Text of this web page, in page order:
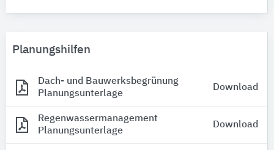
Planungshilfen
Dach- und Bauwerksbegrünung
Planungsunterlage
Download
Regenwassermanagement
Planungsunterlage
Download